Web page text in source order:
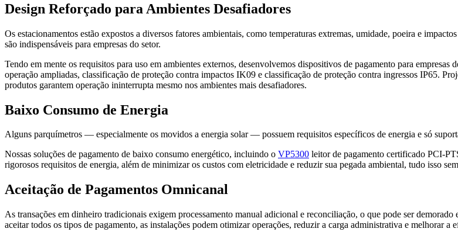
Design Reforçado para Ambientes Desafiadores
Os estacionamentos estão expostos a diversos fatores ambientais, como temperaturas extremas, umidade, poeira e
são indispensáveis para empresas do setor.
Tendo em mente os requisitos para uso em ambientes externos, desenvolvemos dispositivos de pagamento para empresas
operação ampliadas, classificação de proteção contra impactos IK09 e classificação de proteção contra ingressos IP65.
produtos garantem operação ininterrupta mesmo nos ambientes mais desafiadores.
Baixo Consumo de Energia
Alguns parquímetros — especialmente os movidos a energia solar — possuem requisitos específicos de energia e só
Nossas soluções de pagamento de baixo consumo energético, incluindo o VP5300 leitor de pagamento certificado PCI-
rigorosos requisitos de energia, além de minimizar os custos com eletricidade e reduzir sua pegada ambiental, tudo isso
Aceitação de Pagamentos Omnicanal
As transações em dinheiro tradicionais exigem processamento manual adicional e reconciliação, o que pode ser demorado
aceitar todos os tipos de pagamento, as instalações podem otimizar operações, reduzir a carga administrativa e melhorar a